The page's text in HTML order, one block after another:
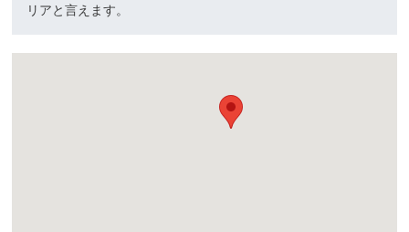
リアと言えます。